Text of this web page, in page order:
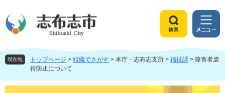
ジ
頭
ュ
飛
索
メ
ニ
ュ
ー
現在地 トップページ > 組織でさがす > 本庁・志布志支所 > 福祉課 > 障害者虐
待防止について